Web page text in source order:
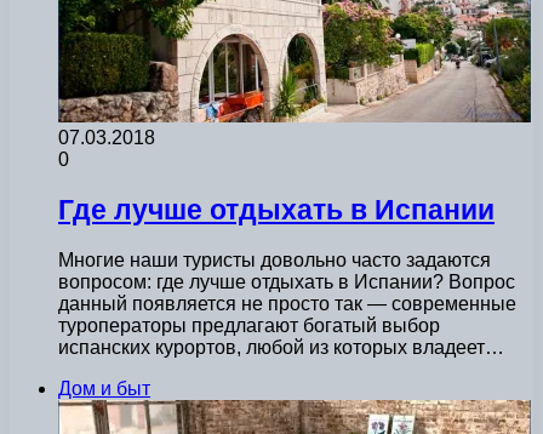
07.03.2018
0
Где лучше отдыхать в Испании
Многие наши туристы довольно часто задаются
вопросом: где лучше отдыхать в Испании? Вопрос
данный появляется не просто так — современные
туроператоры предлагают богатый выбор
испанских курортов, любой из которых владеет…
Дом и быт